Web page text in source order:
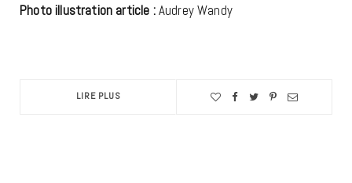
Photo illustration article :Audrey Wandy
LIRE PLUS